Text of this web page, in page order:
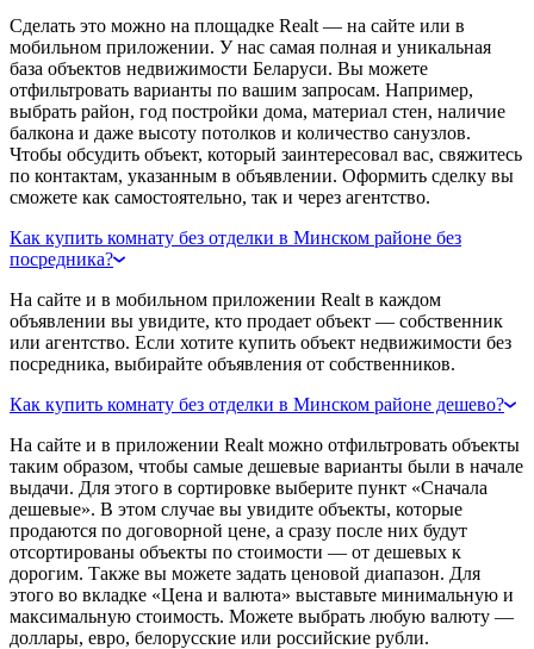
Сделать это можно на площадке Realt — на сайте или в
мобильном приложении. У нас самая полная и уникальная
база объектов недвижимости Беларуси. Вы можете
отфильтровать варианты по вашим запросам. Например,
выбрать район, год постройки дома, материал стен, наличие
балкона и даже высоту потолков и количество санузлов.
Чтобы обсудить объект, который заинтересовал вас, свяжитесь
по контактам, указанным в объявлении. Оформить сделку вы
сможете как самостоятельно, так и через агентство.
Как купить комнату без отделки в Минском районе без
посредника?
На сайте и в мобильном приложении Realt в каждом
объявлении вы увидите, кто продает объект — собственник
или агентство. Если хотите купить объект недвижимости без
посредника, выбирайте объявления от собственников.
Как купить комнату без отделки в Минском районе дешево?
На сайте и в приложении Realt можно отфильтровать объекты
таким образом, чтобы самые дешевые варианты были в начале
выдачи. Для этого в сортировке выберите пункт «Сначала
дешевые». В этом случае вы увидите объекты, которые
продаются по договорной цене, а сразу после них будут
отсортированы объекты по стоимости — от дешевых к
дорогим. Также вы можете задать ценовой диапазон. Для
этого во вкладке «Цена и валюта» выставьте минимальную и
максимальную стоимость. Можете выбрать любую валюту —
доллары, евро, белорусские или российские рубли.